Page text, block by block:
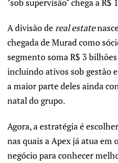
"sob supervisão" chega a R$
A divisão dereal estate
chegada de Murad como
segmento soma R$ 3
incluindo ativos sob gestão
a maior parte deles ainda
natal do grupo.
Agora, a estratégia é
nas quais a Apex já atua em
negócio para conhecer